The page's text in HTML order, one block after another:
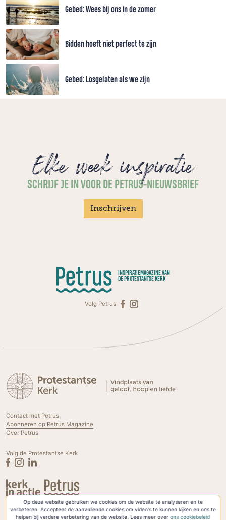
Op deze website gebruiken we cookies om de website te analyseren en te
verbeteren. Accepteer de aanvullende cookies om video's te kunnen kijken en ons te
helpen bij verdere verbetering van de website. Lees meer overons cookiebeleid
Gebed: Wees bij ons in de zomer
Bidden hoeft niet perfect te zijn
Gebed: Losgelaten als we zijn
Elke week inspiratie
SCHRIJF JE IN VOOR DE PETRUS-NIEUWSBRIEF
Inschrijven
INSPIRATIEMAGAZINE VAN
DE PROTESTANTSE KERK
Volg Petrus
Contact met Petrus
Abonneren op Petrus Magazine
Over Petrus
Volg de Protestantse Kerk
Privacyverklaring & Cookies